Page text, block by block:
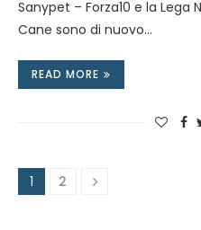
Sanypet – Forza10 e la Lega
Cane sono di nuovo…
READ MORE
1 2